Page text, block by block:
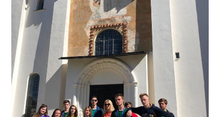
МЕТОДИЧЕСКАЯ РАБОТА
В помощь педагогам и мастерам ПО
ПРОЧЕЕ
История нашего техникума
Фотографии техникума